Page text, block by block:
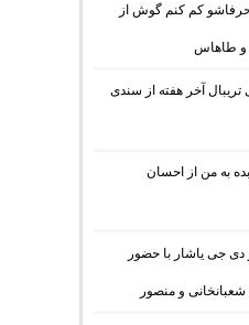
حرفاشو کم کنم گوش از
و طاهاس
تریبال آخر هفته از سندی
به من از احسان
آهنگ ریمیکس زلزله 5 از دی جی یاشار با حضور
و منصور